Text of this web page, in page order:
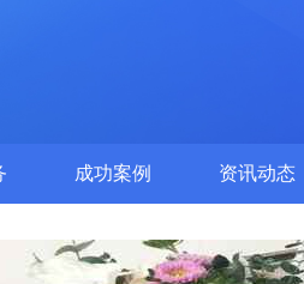
成功案例 资讯动态